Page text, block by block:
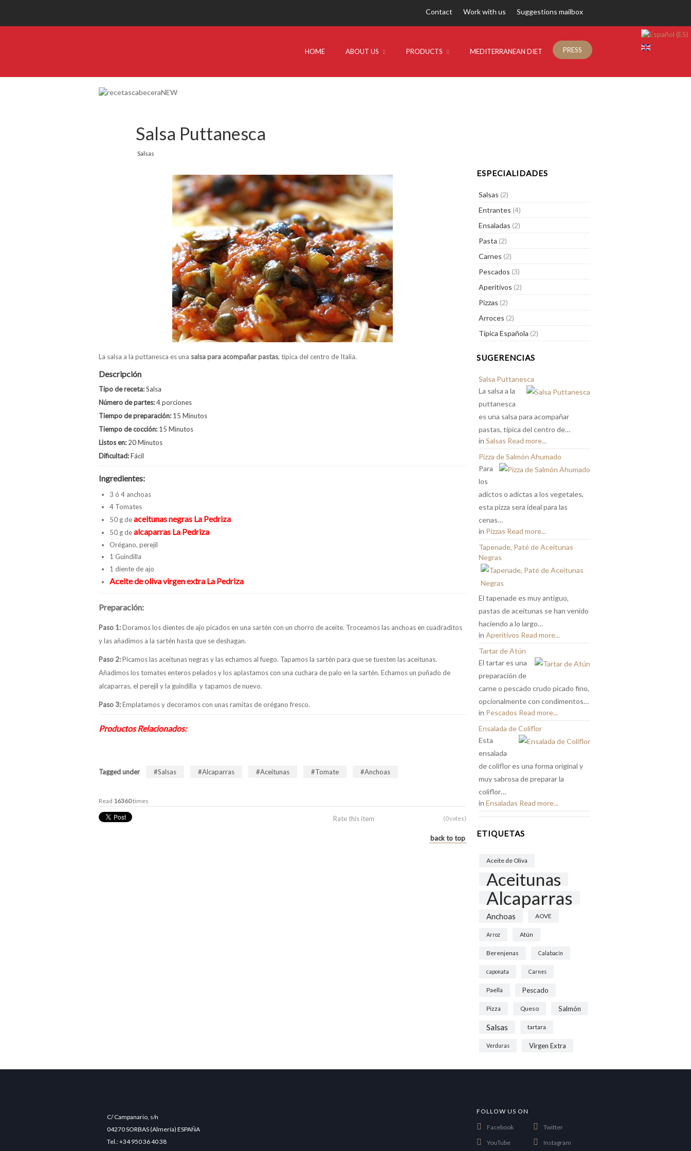
Contact Work with us Suggestions mailbox
HOME ABOUT US PRODUCTS MEDITERRANEAN DIET PRESS
Salsa Puttanesca
Salsas
La salsa a la puttanesca es una salsa para acompañar pastas, típica del centro de Italia.
Descripción
Tipo de receta:Salsa
Número de partes:4 porciones
Tiempo de preparación: 15 Minutos
Tiempo de cocción: 15 Minutos
Listos en: 20 Minutos
Dificultad:Fácil
Ingredientes:
3 ó 4 anchoas
4 Tomates
50 g deaceitunas negras La Pedriza
50 g dealcaparras La Pedriza
Orégano, perejil
1 Guindilla
1 diente de ajo
Aceite de oliva virgen extra La Pedriza
Preparación:
Paso 1:Doramos los dientes de ajo picados en una sartén con un chorro de aceite. Troceamos las anchoas en cuadraditos
y las añadimos a la sartén hasta que se deshagan.
Paso 2:Picamos las aceitunas negras y las echamos al fuego. Tapamos la sartén para que se tuesten las aceitunas.
Añadimos los tomates enteros pelados y los aplastamos con una cuchara de palo en la sartén. Echamos un puñado de
alcaparras, el perejil y la guindilla y tapamos de nuevo.
Paso 3:Emplatamos y decoramos con unas ramitas de orégano fresco.
Productos Relacionados:
Tagged under Salsas Alcaparras Aceitunas Tomate Anchoas
Read 16360times
Rate this item (0 votes)
back to top
ESPECIALIDADES
Salsas (2)
Entrantes (4)
Ensaladas (2)
Pasta (2)
Carnes (2)
Pescados (3)
Aperitivos (2)
Pizzas (2)
Arroces (2)
Típica Española (2)
SUGERENCIAS
Salsa Puttanesca
La salsa a la
puttanesca
es una salsa para acompañar
pastas, típica del centro de…
inSalsas Read more...
Pizza de Salmón Ahumado
Para
los
adictos o adictas a los vegetales,
esta pizza sera ideal para las
cenas…
in Pizzas Read more...
Tapenade, Paté de Aceitunas
Negras
El tapenade es muy antiguo,
pastas de aceitunas se han venido
haciendo a lo largo…
inAperitivos Read more...
Tartar de Atún
El tartar es una
preparación de
carne o pescado crudo picado fino,
opcionalmente con condimentos…
in Pescados Read more...
Ensalada de Coliflor
Esta
ensalada
de coliflor es una forma original y
muy sabrosa de preparar la
coliflor…
inEnsaladas Read more...
ETIQUETAS
Aceite de Oliva
Aceitunas
Alcaparras
Anchoas AOVE
Arroz Atún
Berenjenas Calabacín
caponata Carnes
Paella Pescado
Pizza Queso Salmón
Salsas tartara
Verduras Virgen Extra
C/ Campanario, s/n
04270 SORBAS (Almería) ESPAÑA
Tel.: +34 950 36 40 38
FOLLOW US ON
Facebook
Twitter
YouTube
Instagram